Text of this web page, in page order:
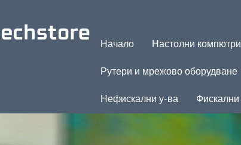
Начало Настолни
Рутери и мрежово оборудване
Нефискални у-ва